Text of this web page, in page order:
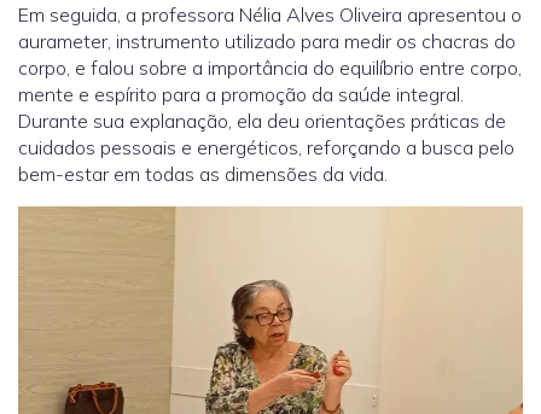
Em seguida, a professora Nélia Alves Oliveira apresentou o
aurameter, instrumento utilizado para medir os chacras do
corpo, e falou sobre a importância do equilíbrio entre corpo,
mente e espírito para a promoção da saúde integral.
Durante sua explanação, ela deu orientações práticas de
cuidados pessoais e energéticos, reforçando a busca pelo
bem-estar em todas as dimensões da vida.